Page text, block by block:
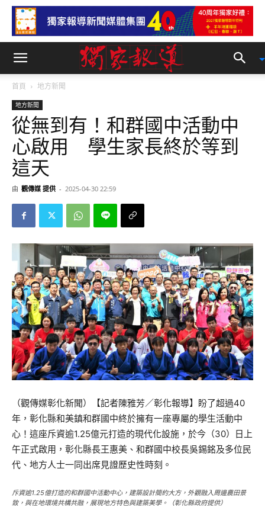
首頁 地方新聞
地方新聞
從無到有！和群國中活動中
心啟用 學生家長終於等到
這天
由 觀傳媒 提供 - 2025-04-30 22:59
（觀傳媒彰化新聞）【記者陳雅芳／彰化報導】盼了超過40
年，彰化縣和美鎮和群國中終於擁有一座專屬的學生活動中
心！這座斥資逾1.25億元打造的現代化設施，於今（30）日上
午正式啟用，彰化縣長王惠美、和群國中校長吳錫銘及多位民
代、地方人士一同出席見證歷史性時刻。
斥資逾1.25億打造的和群國中活動中心，建築設計簡約大方，外觀融入周邊農田景
致，與在地環境共構共融，展現地方特色與建築美學。（彰化縣政府提供）